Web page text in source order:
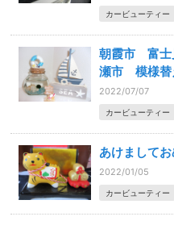
カービューティー
朝霞市 富
瀬市 模様替
2022/07/07
カービューティー
あけまして
2022/01/05
カービューティー